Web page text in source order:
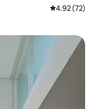
औसत रेटिंग 5 में
4.92 (72)